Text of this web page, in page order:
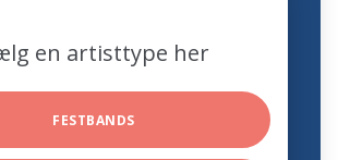
en artisttype her
FESTBANDS